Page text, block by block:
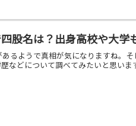
股名は？出身高校や大学
るようで真相が気になりますね。
などについて調べてみたいと思いま